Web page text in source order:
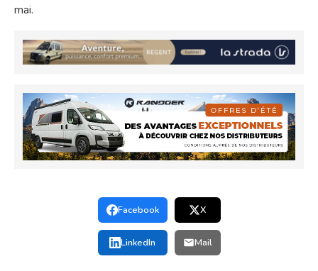
mai.
Facebook X
LinkedIn Mail